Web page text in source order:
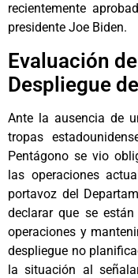
recientemente
presidente Joe Biden.
Evaluación
Despliegue
Ante la ausencia de
tropas
Pentágono se vio
las operaciones
portavoz del
declarar que se
operaciones y
despliegue no
la situación al